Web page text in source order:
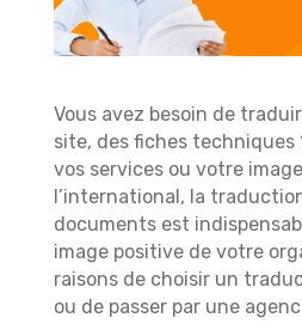
Vous avez besoin de
site, des fiches techniques
vos services ou votre
l’international, la
documents est
image positive de votre
raisons de choisir un
ou de passer par une